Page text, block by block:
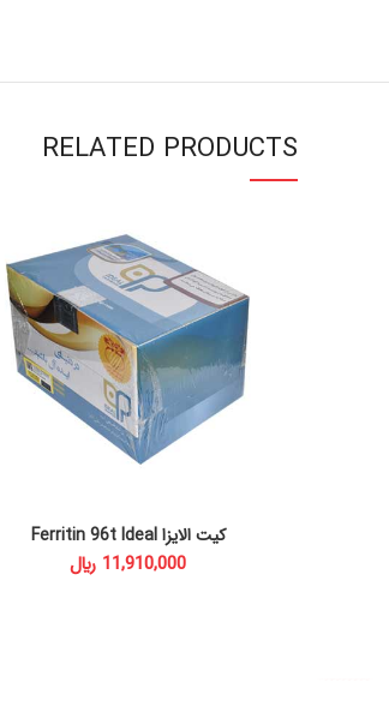
RELATED PRODUCTS
ADD TO CARTکیت الایزا Ferritin 96t Ideal
﷼